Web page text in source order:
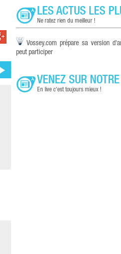
LES ACTUS LES
Ne ratez rien du meilleur !
Vossey.com prépare sa version
peut participer
VENEZ SUR
En live c'est toujours mieux !